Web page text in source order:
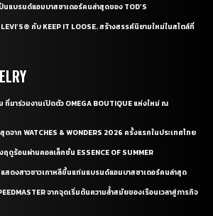
นแบรนด์แอมบาสซาเดอร์คนล่าสุดของ TOD’S
กับ KEEP IT LOOSE. สร้างสรรค์นิยามใหม่ในสไตล์ที่
มาร่วมงานเปิดตัว OMEGA BOUTIQUE แห่งใหม่ ณ
ดจาก WATCHES & WONDERS 2026 ครั้งแรกในประเทศไทย
ดูร้อนผ่านคอลเล็กชั่น ESSENCE OF SUMMER
สดงสาวชาวเกาหลีขึ้นแท่นแบรนด์แอมบาสซาเดอร์คนล่าสุด
จากจุดเริ่มต้นความล้ำสมัยของเรือนเวลาสู่ภารกิจ